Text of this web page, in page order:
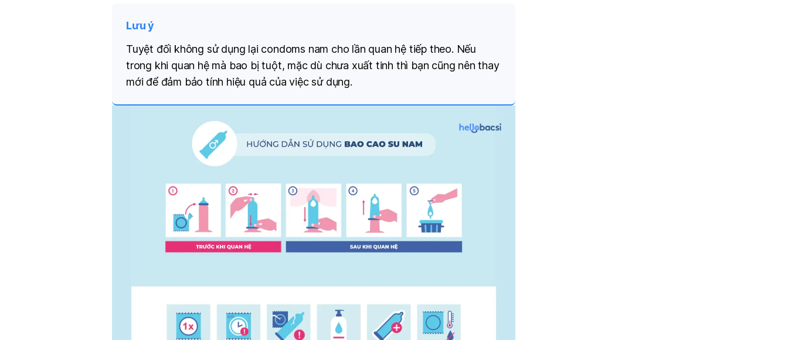
Lưu ý
Tuyệt đối không sử dụng lại condoms nam cho lần quan hệ tiếp theo. Nếu
trong khi quan hệ mà bao bị tuột, mặc dù chưa xuất tinh thì bạn cũng nên thay
mới để đảm bảo tính hiệu quả của việc sử dụng.